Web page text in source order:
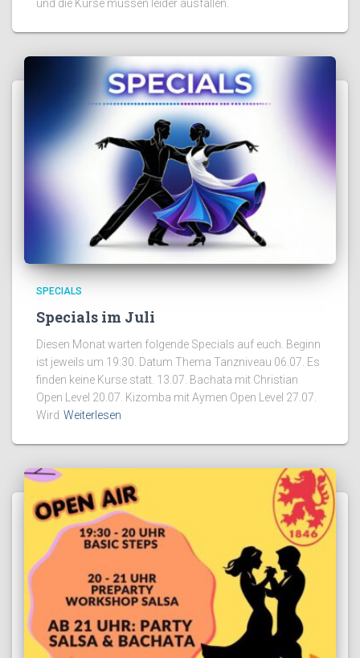
und die Kurse müssen leider ausfallen.
SPECIALS
Specials im Juli
Diesen Monat warten folgende Specials auf euch. Beginn
ist jeweils um 19:30. Datum Thema Tanzniveau 06.07. Es
finden keine Kurse statt. 13.07. Bachata mit Christian
Open Level 20.07. Kizomba mit Aymen Open Level 27.07.
Wird Weiterlesen